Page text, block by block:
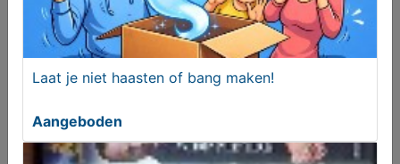
€ 95,00
Laat je niet haasten of bang maken!
Aangeboden